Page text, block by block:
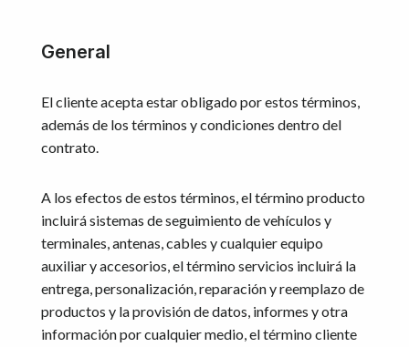
General
El cliente acepta estar obligado por estos términos,
además de los términos y condiciones dentro del
contrato.
A los efectos de estos términos, el término producto
incluirá sistemas de seguimiento de vehículos y
terminales, antenas, cables y cualquier equipo
auxiliar y accesorios, el término servicios incluirá la
entrega, personalización, reparación y reemplazo de
productos y la provisión de datos, informes y otra
información por cualquier medio, el término cliente